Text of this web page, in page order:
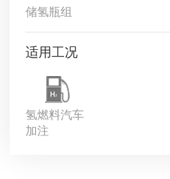
储氢瓶组
适用工况
氢燃料汽车
加注